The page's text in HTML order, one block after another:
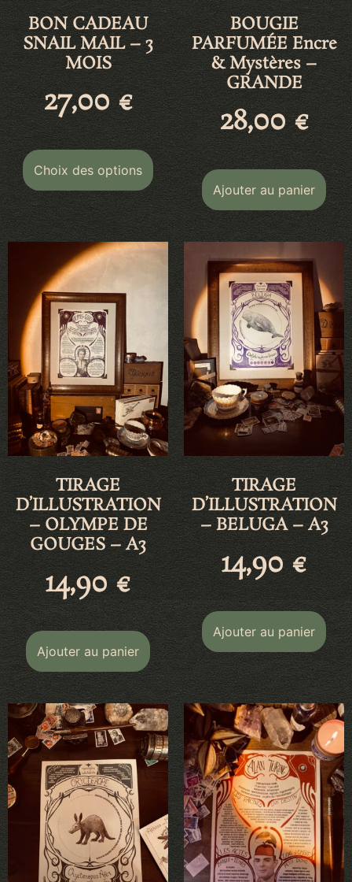
BON CADEAU
SNAIL MAIL – 3
MOIS
27,00€
Choix des options
BOUGIE
PARFUMÉE Encre
& Mystères –
GRANDE
28,00€
Ajouter au panier
TIRAGE
D’ILLUSTRATION
– OLYMPE DE
GOUGES – A3
14,90€
Ajouter au panier
TIRAGE
D’ILLUSTRATION
– BELUGA – A3
14,90€
Ajouter au panier